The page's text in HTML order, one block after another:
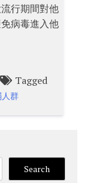
行期間對他
病毒進入他
Tagged
群
Search